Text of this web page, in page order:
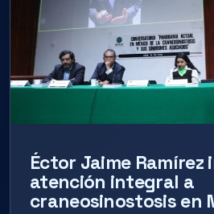
Éctor Jaime Ramírez
atención integral a
craneosinostosis en